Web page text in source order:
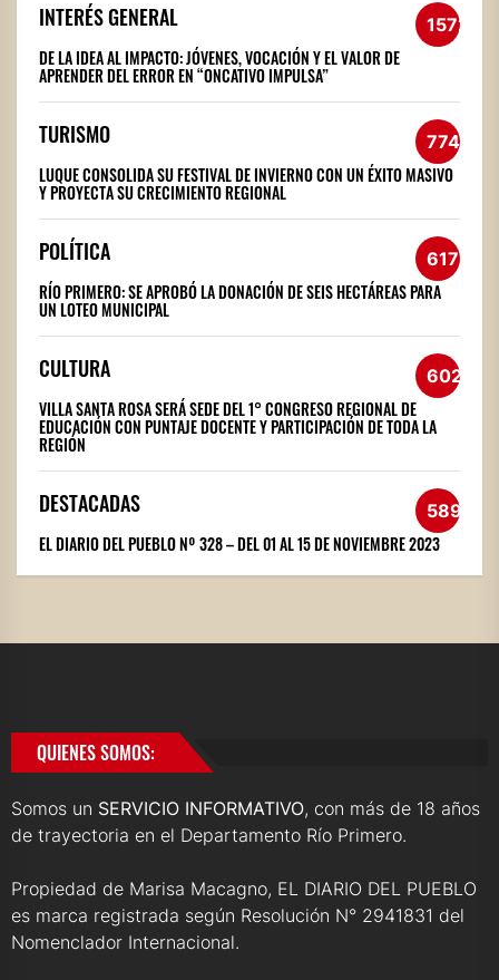
INTERÉS GENERAL 1572
DE LA IDEA AL IMPACTO: JÓVENES, VOCACIÓN Y EL VALOR DE
APRENDER DEL ERROR EN “ONCATIVO IMPULSA”
TURISMO 774
LUQUE CONSOLIDA SU FESTIVAL DE INVIERNO CON UN ÉXITO MASIVO
Y PROYECTA SU CRECIMIENTO REGIONAL
POLÍTICA 617
RÍO PRIMERO: SE APROBÓ LA DONACIÓN DE SEIS HECTÁREAS PARA
UN LOTEO MUNICIPAL
CULTURA 602
VILLA SANTA ROSA SERÁ SEDE DEL 1° CONGRESO REGIONAL DE
EDUCACIÓN CON PUNTAJE DOCENTE Y PARTICIPACIÓN DE TODA LA
REGIÓN
DESTACADAS 589
EL DIARIO DEL PUEBLO Nº 328 – DEL 01 AL 15 DE NOVIEMBRE 2023
QUIENES SOMOS:
Somos un SERVICIO INFORMATIVO, con más de 18 años
de trayectoria en el Departamento Río Primero.
Propiedad de Marisa Macagno, EL DIARIO DEL PUEBLO
es marca registrada según Resolución N° 2941831 del
Nomenclador Internacional.